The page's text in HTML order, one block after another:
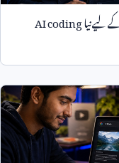
لیے نیاAI coding